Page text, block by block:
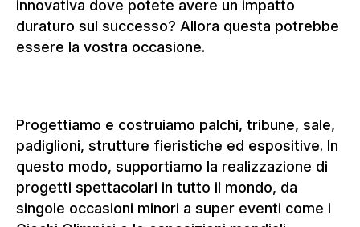
innovativa dove potete avere un impatto
duraturo sul successo? Allora questa potrebbe
essere la vostra occasione.
Progettiamo e costruiamo palchi, tribune, sale,
padiglioni, strutture fieristiche ed espositive. In
questo modo, supportiamo la realizzazione di
progetti spettacolari in tutto il mondo, da
singole occasioni minori a super eventi come i